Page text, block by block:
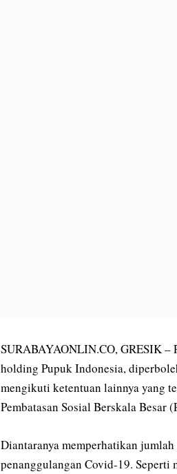
SURABAYAONLIN.CO, GRESIK
holding Pupuk Indonesia,
mengikuti ketentuan lainnya yang
Pembatasan Sosial Berskala Besar
Diantaranya memperhatikan
penanggulangan Covid-19. Seperti